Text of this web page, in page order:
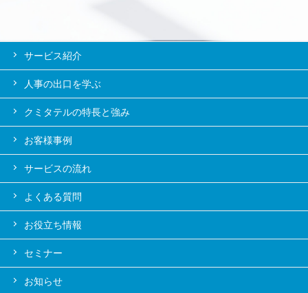
サービス紹介
人事の出口を学ぶ
クミタテルの特長と強み
お客様事例
サービスの流れ
よくある質問
お役立ち情報
セミナー
お知らせ